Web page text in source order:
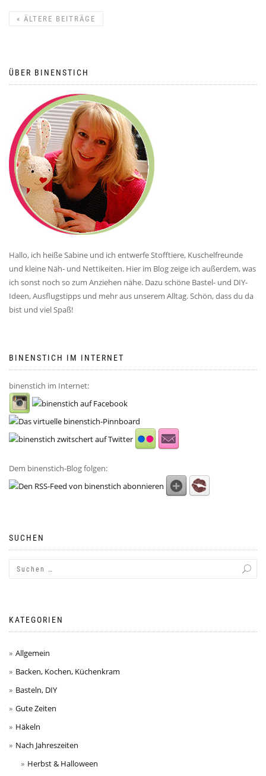
« ÄLTERE BEITRÄGE
ÜBER BINENSTICH
Hallo, ich heiße Sabine und ich entwerfe Stofftiere, Kuschelfreunde
und kleine Näh- und Nettikeiten. Hier im Blog zeige ich außerdem, was
ich sonst noch so zum Anziehen nähe. Dazu schöne Bastel- und DIY-
Ideen, Ausflugstipps und mehr aus unserem Alltag. Schön, dass du da
bist und viel Spaß!
BINENSTICH IM INTERNET
binenstich im Internet:
Dem binenstich-Blog folgen:
SUCHEN
KATEGORIEN
Allgemein
Backen, Kochen, Küchenkram
Basteln, DIY
Gute Zeiten
Häkeln
Nach Jahreszeiten
Herbst & Halloween